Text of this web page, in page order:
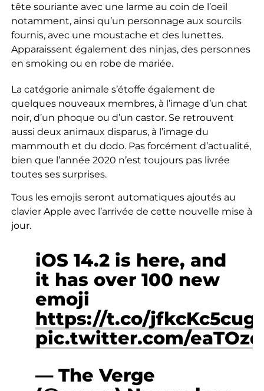
tête souriante avec une larme au coin de l’oeil
notamment, ainsi qu’un personnage aux sourcils
fournis, avec une moustache et des lunettes.
Apparaissent également des ninjas, des personnes
en smoking ou en robe de mariée.
La catégorie animale s’étoffe également de
quelques nouveaux membres, à l’image d’un chat
noir, d’un phoque ou d’un castor. Se retrouvent
aussi deux animaux disparus, à l’image du
mammouth et du dodo. Pas forcément d’actualité,
bien que l’année 2020 n’est toujours pas livrée
toutes ses surprises.
Tous les emojis seront automatiques ajoutés au
clavier Apple avec l’arrivée de cette nouvelle mise à
jour.
iOS 14.2 is here, and
it has over 100 new
emoji
https://t.co/jfkcKc5cug
pic.twitter.com/
— The Verge